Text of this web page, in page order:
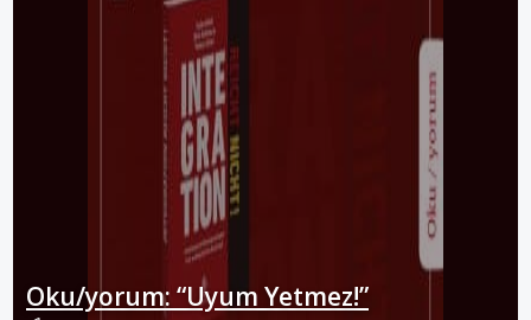
Oku/yorum: “Uyum Yetmez!”